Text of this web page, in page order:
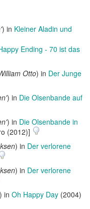
) in Kleiner Aladin und
Ending - 70 ist das
Otto) in Der Junge
) in Die Olsenbande auf
) in Die Olsenbande in
(2012)]
) in Der verlorene
) in Der verlorene
) in Oh Happy Day (2004)